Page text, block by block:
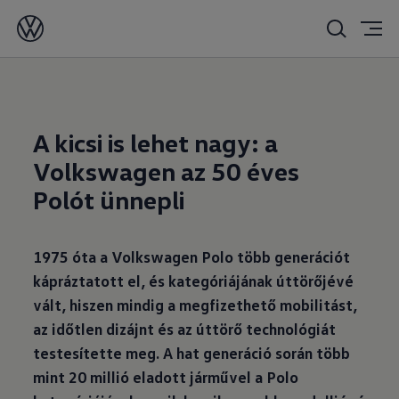
2025. 01. 28.
A kicsi is lehet nagy: a
Volkswagen az 50 éves
Polót ünnepli
1975 óta a Volkswagen Polo több generációt
kápráztatott el, és kategóriájának úttörőjévé
vált, hiszen mindig a megfizethető mobilitást,
az időtlen dizájnt és az úttörő technológiát
testesítette meg. A hat generáció során több
mint 20 millió eladott járművel a Polo